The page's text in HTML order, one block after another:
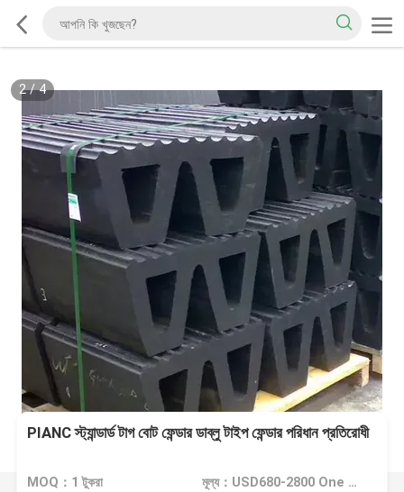
2/4
PIANC স্ট্যান্ডার্ড টাগ বোট ফেন্ডার ডাব্লু টাইপ ফেন্ডার পরিধান প্রতিরোধী
MOQ：1 টুকরা মূল্য：USD680-2800 One Piece